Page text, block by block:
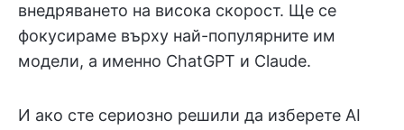
внедряването на висока скорост. Ще се
фокусираме върху най-популярните им
модели, а именно ChatGPT и Claude.
И ако сте сериозно решили да изберете AI